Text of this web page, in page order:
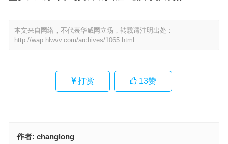
本文来自网络，不代表华威网立场，转载请注明出处：
http://wap.hlwvv.com/archives/1065.html
打赏 13赞
作者: changlong